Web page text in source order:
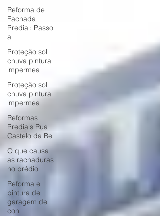
Reforma de
Fachada
Predial: Passo
a
Proteção sol
chuva pintura
impermea
Proteção sol
chuva pintura
impermea
Reformas
Prediais Rua
Castelo da Be
O que causa
as rachaduras
no prédio
Reforma e
pintura de
garagem de
con